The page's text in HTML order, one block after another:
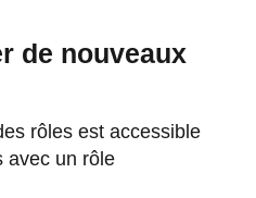
de nouveaux
rôles est accessible
avec un rôle